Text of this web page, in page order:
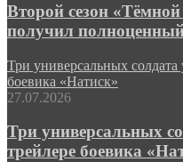
Второй сезон
получил
Три универсальных
боевика «Натиск»
27.07.2026
Три универсальных
трейлере боевика